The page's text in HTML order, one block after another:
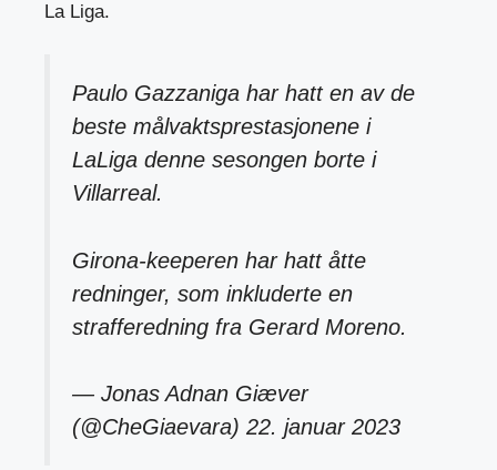
La Liga.
Paulo Gazzaniga har hatt en av de
beste målvaktsprestasjonene i
LaLiga denne sesongen borte i
Villarreal.
Girona-keeperen har hatt åtte
redninger, som inkluderte en
strafferedning fra Gerard Moreno.
— Jonas Adnan Giæver
(@CheGiaevara) 22. januar 2023